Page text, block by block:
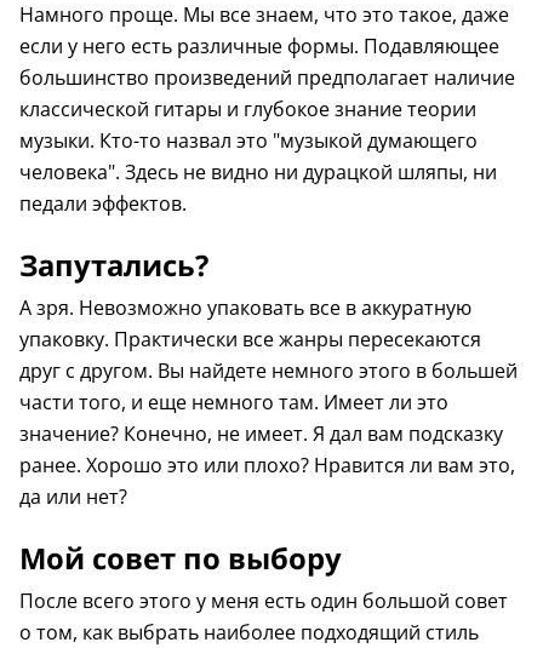
Намного проще. Мы все знаем, что это такое, даже
если у него есть различные формы. Подавляющее
большинство произведений предполагает наличие
классической гитары и глубокое знание теории
музыки. Кто-то назвал это "музыкой думающего
человека". Здесь не видно ни дурацкой шляпы, ни
педали эффектов.
Запутались?
А зря. Невозможно упаковать все в аккуратную
упаковку. Практически все жанры пересекаются
друг с другом. Вы найдете немного этого в большей
части того, и еще немного там. Имеет ли это
значение? Конечно, не имеет. Я дал вам подсказку
ранее. Хорошо это или плохо? Нравится ли вам это,
да или нет?
Мой совет по выбору
После всего этого у меня есть один большой совет
о том, как выбрать наиболее подходящий стиль